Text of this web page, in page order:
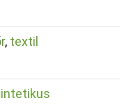
, textil